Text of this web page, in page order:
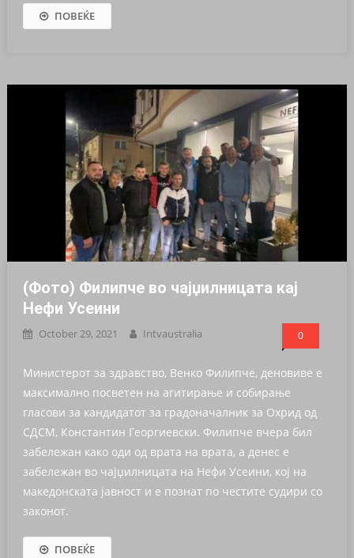
ПОВЕЌЕ
(Фото) Филипче во чајџилницата кај
Нефи Усеини
October 29, 2021 Intvaustralia 0
Министерот за здравство, Венко Филипче, деновиве е
максимално посветен на агитирање и собирање
гласови за кандидатот за градоначалник за Охрид од
СДСМ, Константин Георгиевски. Филипче вчера бил
забележан како оди од врата на врата, а денес е
забележан во чајџилницата на Нефи Усеини, кој на
македонската јавност и е познат по честите судири со
законот.
ПОВЕЌЕ